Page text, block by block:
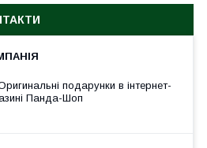
подарунки в інтернет-
Панда-Шоп